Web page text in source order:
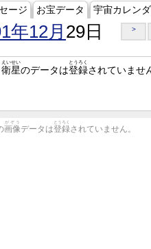
ージ お宝データ 宇宙カレン
年12月 29日 >
衛星
えいせい
のデータは登録
とうろく
されていませ
画像
がぞう
データは登録
とうろく
されていません。